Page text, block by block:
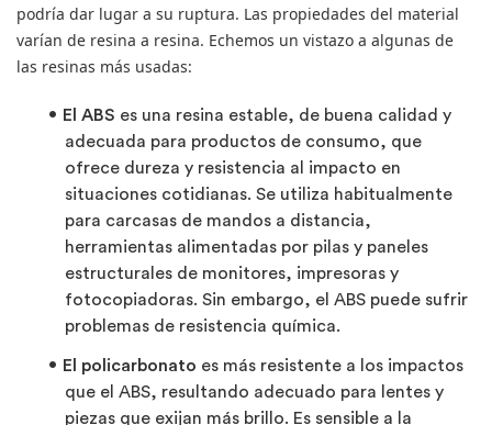
podría dar lugar a su ruptura. Las propiedades del material
varían de resina a resina. Echemos un vistazo a algunas de
las resinas más usadas:
El ABS es una resina estable, de buena calidad y
adecuada para productos de consumo, que
ofrece dureza y resistencia al impacto en
situaciones cotidianas. Se utiliza habitualmente
para carcasas de mandos a distancia,
herramientas alimentadas por pilas y paneles
estructurales de monitores, impresoras y
fotocopiadoras. Sin embargo, el ABS puede sufrir
problemas de resistencia química.
El policarbonato es más resistente a los impactos
que el ABS, resultando adecuado para lentes y
piezas que exijan más brillo. Es sensible a la